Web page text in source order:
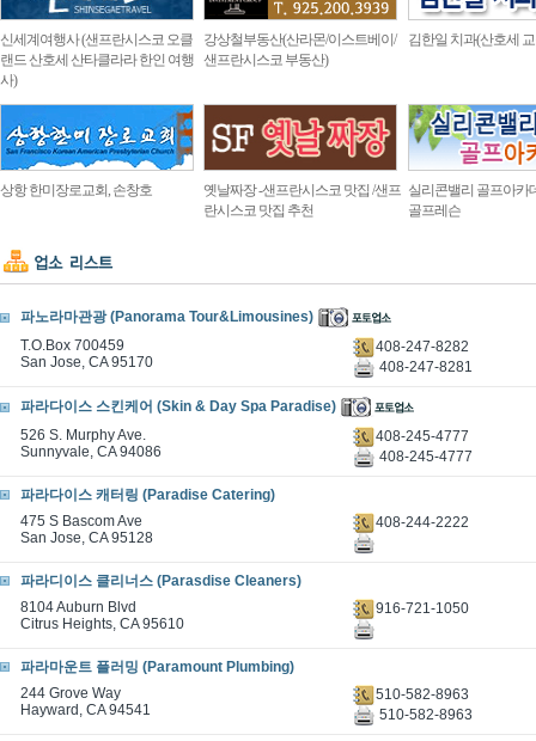
신세계여행사 (샌프란시스코 오클
랜드 산호세 산타클라라 한인 여행
사)
강상철부동산(산라몬/이스트베이/
샌프란시스코 부동산)
김한일 치과(산호세
상항 한미장로교회, 손창호
옛날짜장 -샌프란시스코 맛집 /샌프
란시스코 맛집 추천
실리콘밸리 골프아카
골프레슨
파노라마관광 (Panorama Tour&Limousines)
T.O.Box 700459
San Jose, CA 95170
408-247-8282
408-247-8281
파라다이스 스킨케어 (Skin & Day Spa Paradise)
526 S. Murphy Ave.
Sunnyvale, CA 94086
408-245-4777
408-245-4777
파라다이스 캐터링 (Paradise Catering)
475 S Bascom Ave
San Jose, CA 95128
408-244-2222
파라디이스 클리너스 (Parasdise Cleaners)
8104 Auburn Blvd
Citrus Heights, CA 95610
916-721-1050
파라마운트 플러밍 (Paramount Plumbing)
244 Grove Way
Hayward, CA 94541
510-582-8963
510-582-8963